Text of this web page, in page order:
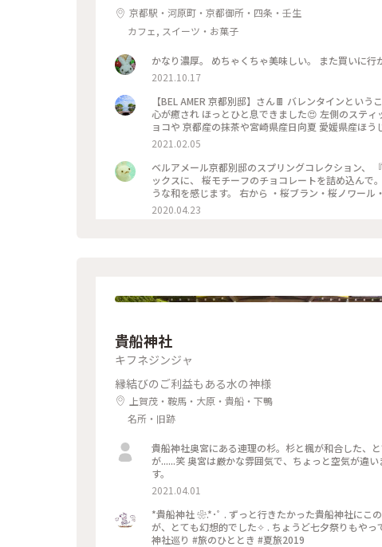
京都駅・河原町・京都御所・四条・壬生
カフェ, スイーツ・お菓子
かなり濃厚。 めちゃくちゃ美味しい。 また買いに行
2021.10.17
【BEL AMER 京都別邸】さん🍫 バレンタインということで 自分用ご褒美チョコを購入✨ 可愛くて美味しいチョコに
心が癒され ほっとひと息できました😍 左側のスティックショコラは キャラメルやルビーチョコ、 右側はお酒入りチ
ョコや 京都産の抹茶や宮崎県産日向夏 愛媛県産ほうじ茶など チョコと一言で言っても たくさんの味
ッケージやデザインもとても可愛いので ご褒美チョ
2021.02.05
ベルアメール京都別邸のスプリングコレクション、 『桜パレショコラ』です
ックスに、 桜モチーフのチョコレートを詰め込んで。 タブレットも良いですが、丸いかたちは 丸窓から桜を覗くよ
うな和を感じます。 右から ・桜ブラン・桜ノワール・桜ルビー・桜ミルク・桜フレーズ です。 桜の花のフレークや
ストロベリーにフランボワーズ、 ナッツやドライフ
を使用し、 一枚ずつ違う味を楽しめます♪ 金銀のキラキラと満開の桜、 テーブルの上でのお花見も良いですね😊 #
2020.04.23
貴船神社
キフネジンジャ
縁結びのご利益もある水の神様
上賀茂・鞍馬・大原・貴船・下鴨
名所・旧跡
貴船神社奥宮にある連理の杉。杉と楓が和合した、
が......笑 奥宮は厳かな雰囲気で、ちょっと空気が違
す。
2021.04.01
*貴船神社 ❀.*･ﾟ . ずっと行きたかった貴船神社にこ
が、とても幻想的でした✧︎ . ちょうど七夕祭りもや
神社巡り #旅のひととき #夏旅2019